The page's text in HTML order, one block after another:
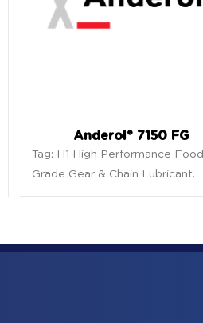
Anderol® 7150 FG
Tag: H1 High Performance Food
Grade Gear & Chain Lubricant.